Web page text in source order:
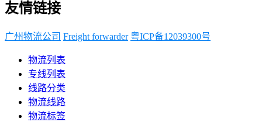
友情链接
广州物流公司 Freight forwarder 粤ICP备12039300号
物流列表
专线列表
线路分类
物流线路
物流标签